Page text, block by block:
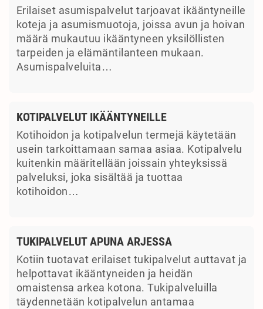
Erilaiset asumispalvelut tarjoavat ikääntyneille
koteja ja asumismuotoja, joissa avun ja hoivan
määrä mukautuu ikääntyneen yksilöllisten
tarpeiden ja elämäntilanteen mukaan.
Asumispalveluita…
KOTIPALVELUT IKÄÄNTYNEILLE
Kotihoidon ja kotipalvelun termejä käytetään
usein tarkoittamaan samaa asiaa. Kotipalvelu
kuitenkin määritellään joissain yhteyksissä
palveluksi, joka sisältää ja tuottaa
kotihoidon…
TUKIPALVELUT APUNA ARJESSA
Kotiin tuotavat erilaiset tukipalvelut auttavat ja
helpottavat ikääntyneiden ja heidän
omaistensa arkea kotona. Tukipalveluilla
täydennetään kotipalvelun antamaa